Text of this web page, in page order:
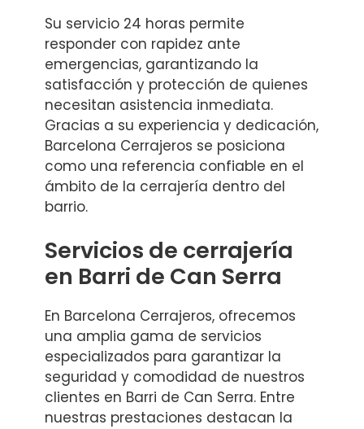
Su servicio 24 horas permite
responder con rapidez ante
emergencias, garantizando la
satisfacción y protección de quienes
necesitan asistencia inmediata.
Gracias a su experiencia y dedicación,
Barcelona Cerrajeros se posiciona
como una referencia confiable en el
ámbito de la cerrajería dentro del
barrio.
Servicios de cerrajería
en Barri de Can Serra
En Barcelona Cerrajeros, ofrecemos
una amplia gama de servicios
especializados para garantizar la
seguridad y comodidad de nuestros
clientes en Barri de Can Serra. Entre
nuestras prestaciones destacan la